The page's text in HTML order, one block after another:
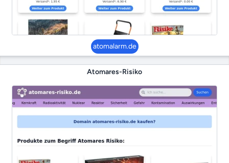
atomalarm.de
Atomares-Risiko